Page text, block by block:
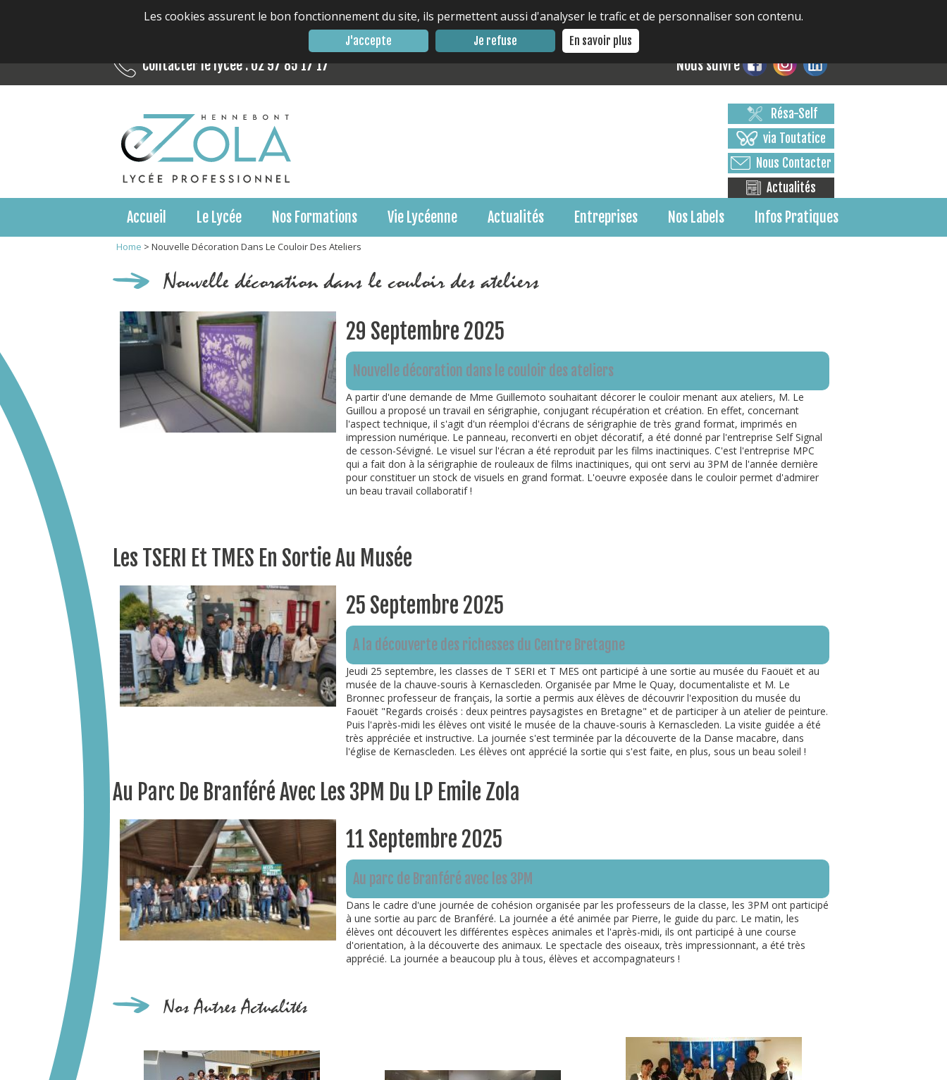
Les cookies assurent le bon fonctionnement du site, ils permettent aussi d'analyser le trafic et de personnaliser son contenu.
J'accepte Je refuse En savoir plus
Contacter le lycée : 02 97 85 17 17 Nous suivre
Résa-Self
via Toutatice
Nous Contacter
Actualités
Accueil Le Lycée Nos Formations Vie Lycéenne Actualités Entreprises Nos Labels Infos Pratiques
Home > Nouvelle Décoration Dans Le Couloir Des Ateliers
Nouvelle décoration dans le couloir des ateliers
29 Septembre 2025
Nouvelle décoration dans le couloir des ateliers
A partir d'une demande de Mme Guillemoto souhaitant décorer le couloir menant aux ateliers, M. Le
Guillou a proposé un travail en sérigraphie, conjugant récupération et création. En effet, concernant
l'aspect technique, il s'agit d'un réemploi d'écrans de sérigraphie de très grand format, imprimés en
impression numérique. Le panneau, reconverti en objet décoratif, a été donné par l'entreprise Self Signal
de cesson-Sévigné. Le visuel sur l'écran a été reproduit par les films inactiniques. C'est l'entreprise MPC
qui a fait don à la sérigraphie de rouleaux de films inactiniques, qui ont servi au 3PM de l'année dernière
pour constituer un stock de visuels en grand format. L'oeuvre exposée dans le couloir permet d'admirer
un beau travail collaboratif !
Les TSERI Et TMES En Sortie Au Musée
25 Septembre 2025
A la découverte des richesses du Centre Bretagne
Jeudi 25 septembre, les classes de T SERI et T MES ont participé à une sortie au musée du Faouët et au
musée de la chauve-souris à Kernascleden. Organisée par Mme le Quay, documentaliste et M. Le
Bronnec professeur de français, la sortie a permis aux élèves de découvrir l'exposition du musée du
Faouët "Regards croisés : deux peintres paysagistes en Bretagne" et de participer à un atelier de peinture.
Puis l'après-midi les élèves ont visité le musée de la chauve-souris à Kernascleden. La visite guidée a été
très appréciée et instructive. La journée s'est terminée par la découverte de la Danse macabre, dans
l'église de Kernascleden. Les élèves ont apprécié la sortie qui s'est faite, en plus, sous un beau soleil !
Au Parc De Branféré Avec Les 3PM Du LP Emile Zola
11 Septembre 2025
Au parc de Branféré avec les 3PM
Dans le cadre d'une journée de cohésion organisée par les professeurs de la classe, les 3PM ont participé
à une sortie au parc de Branféré. La journée a été animée par Pierre, le guide du parc. Le matin, les
élèves ont découvert les différentes espèces animales et l'après-midi, ils ont participé à une course
d'orientation, à la découverte des animaux. Le spectacle des oiseaux, très impressionnant, a été très
apprécié. La journée a beaucoup plu à tous, élèves et accompagnateurs !
Nos Autres Actualités